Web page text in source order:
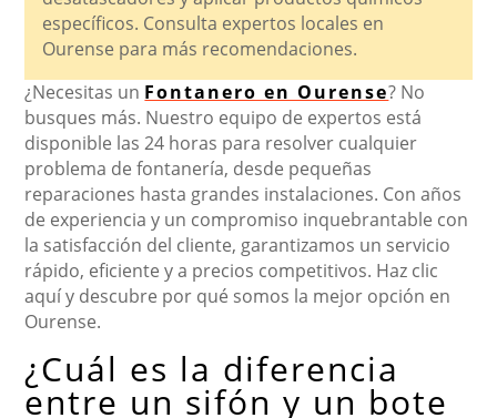
específicos. Consulta expertos locales en
Ourense para más recomendaciones.
¿Necesitas un Fontanero en Ourense? No
busques más. Nuestro equipo de expertos está
disponible las 24 horas para resolver cualquier
problema de fontanería, desde pequeñas
reparaciones hasta grandes instalaciones. Con años
de experiencia y un compromiso inquebrantable con
la satisfacción del cliente, garantizamos un servicio
rápido, eficiente y a precios competitivos. Haz clic
aquí y descubre por qué somos la mejor opción en
Ourense.
¿Cuál es la diferencia
entre un sifón y un bote